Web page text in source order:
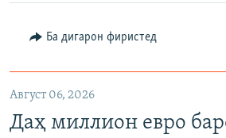
Ба дигарон фиристед
Август 06, 2026
Даҳ миллион евро